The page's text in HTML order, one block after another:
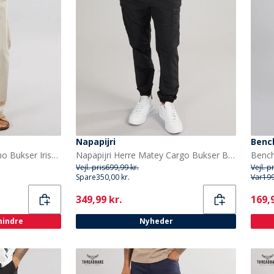
Indicode Herre Inclio Chino Bukser Irisk Creme
Napapijri
Napapijri Herre Matey Cargo Bukser Black Beauty
Vejl. pris699,99 kr.
Spare350,00 kr.
Current
349,99 kr.
Nyheder
Vejl.
Var